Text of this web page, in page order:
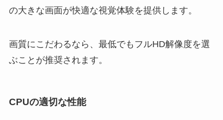
の大きな画面が快適な視覚体験を提供します。
画質にこだわるなら、最低でもフルHD解像度を選
ぶことが推奨されます。
CPUの適切な性能